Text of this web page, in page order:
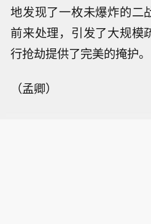
地发现了一枚未爆炸的二
前来处理，引发了大规模
行抢劫提供了完美的掩护。
（孟卿）